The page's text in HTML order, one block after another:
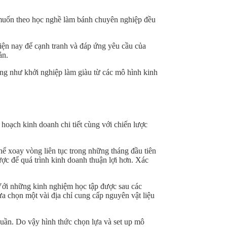
theo học nghề làm bánh chuyên nghiệp đều
nay để cạnh tranh và đáp ứng yêu cầu của
như khởi nghiệp làm giàu từ các mô hình kinh
kinh doanh chi tiết cùng với chiến lược
xoay vòng liên tục trong những tháng đầu tiên
để quá trình kinh doanh thuận lợi hơn. Xác
những kinh nghiệm học tập được sau các
chọn một vài địa chỉ cung cấp nguyên vật liệu
Do vậy hình thức chọn lựa và set up mô